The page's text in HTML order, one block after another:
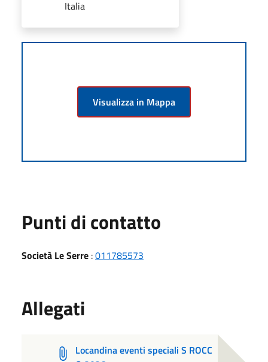
Italia
Visualizza in Mappa
Punti di contatto
Società Le Serre :011785573
Allegati
Locandina eventi speciali S ROCC